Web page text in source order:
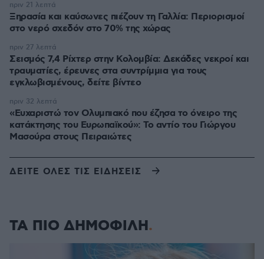
Ξηρασία και καύσωνες πιέζουν τη Γαλλία: Περιορισμοί
στο νερό σχεδόν στο 70% της χώρας
πριν 21 λεπτά
Σεισμός 7,4 Ρίχτερ στην Κολομβία: Δεκάδες νεκροί και
τραυματίες, έρευνες στα συντρίμμια για τους
εγκλωβισμένους, δείτε βίντεο
πριν 27 λεπτά
«Ευχαριστώ τον Ολυμπιακό που έζησα το όνειρο της
κατάκτησης του Ευρωπαϊκού»: Το αντίο του Γιώργου
Μασούρα στους Πειραιώτες
πριν 32 λεπτά
ΔΕΙΤΕ ΟΛΕΣ ΤΙΣ ΕΙΔΗΣΕΙΣ
ΤΑ ΠΙΟ ΔΗΜΟΦΙΛΗ